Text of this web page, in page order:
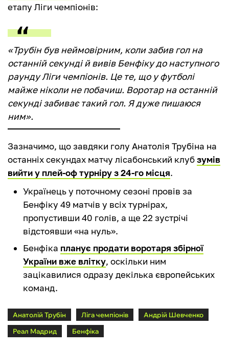
етапу Ліги чемпіонів:
«Трубін був неймовірним, коли забив гол на
останній секунді й вивів Бенфіку до наступного
раунду Ліги чемпіонів. Це те, що у футболі
майже ніколи не побачиш. Воротар на останній
секунді забиває такий гол. Я дуже пишаюся
ним».
Зазначимо, що завдяки голу Анатолія Трубіна на
останніх секундах матчу лісабонський клубзумів
вийти у плей-оф турніру з 24-го місця.
Українець у поточному сезоні провів за
Бенфіку 49 матчів у всіх турнірах,
пропустивши 40 голів, а ще 22 зустрічі
відстоявши «на нуль».
Бенфіка планує продати воротаря збірної
України вже влітку, оскільки ним
зацікавилися одразу декілька європейських
команд.
Анатолій Трубін Ліга чемпіонів
Андрій Шевченко
Реал Мадрид
Бенфіка